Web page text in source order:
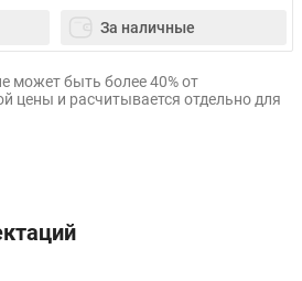
За наличные
может быть более 40% от
цены и расчитывается отдельно для